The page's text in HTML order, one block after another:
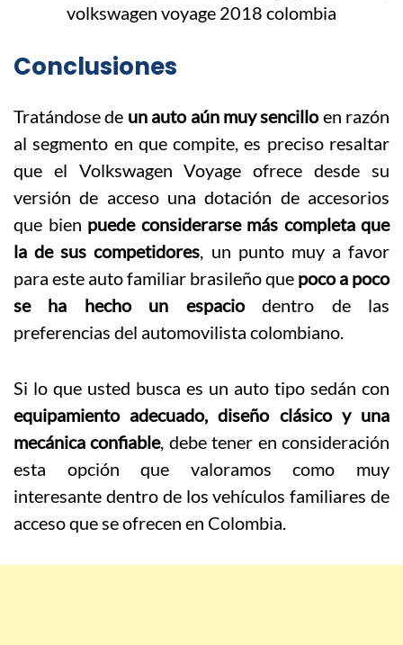
Conclusiones
Tratándose de un auto aún muy sencilloen razón
al segmento en que compite, es preciso resaltar
que el Volkswagen Voyage ofrece desde su
versión de acceso una dotación de accesorios
que bien puede considerarse más completa que
la de sus competidores, un punto muy a favor
para este auto familiar brasileño que poco a poco
se ha hecho un espaciodentro de las
preferencias del automovilista colombiano.
Si lo que usted busca es un auto tipo sedán con
equipamiento adecuado, diseño clásico y una
mecánica confiable, debe tener en consideración
esta opción que valoramos como muy
interesante dentro de los vehículos familiares de
acceso que se ofrecen en Colombia.